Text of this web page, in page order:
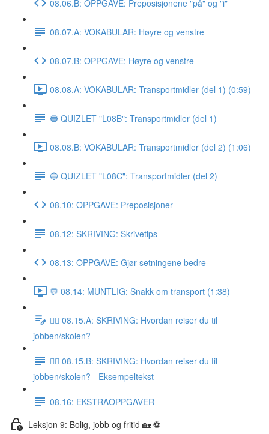
08.06.B: OPPGAVE: Preposisjonene "på" og "i"
08.07.A: VOKABULAR: Høyre og venstre
08.07.B: OPPGAVE: Høyre og venstre
08.08.A: VOKABULAR: Transportmidler (del 1) (0:59)
🔵 QUIZLET "L08B": Transportmidler (del 1)
08.08.B: VOKABULAR: Transportmidler (del 2) (1:06)
🔵 QUIZLET "L08C": Transportmidler (del 2)
08.10: OPPGAVE: Preposisjoner
08.12: SKRIVING: Skrivetips
08.13: OPPGAVE: Gjør setningene bedre
💬 08.14: MUNTLIG: Snakk om transport (1:38)
✍🏼 08.15.A: SKRIVING: Hvordan reiser du til
jobben/skolen?
✍🏼 08.15.B: SKRIVING: Hvordan reiser du til
jobben/skolen? - Eksempeltekst
08.16: EKSTRAOPPGAVER
Leksjon 9: Bolig, jobb og fritid 🏡 ⚽️